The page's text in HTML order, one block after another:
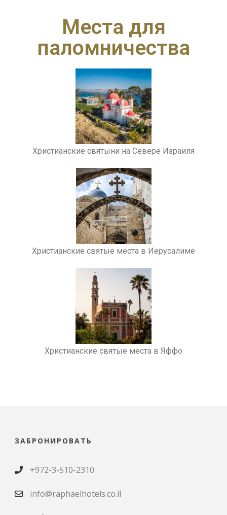
Места для
паломничества
Христианские святыни на Севере Израиля
Христианские святые места в Иерусалиме
Христианские святые места в Яффо
ЗАБРОНИРОВАТЬ
+972-3-510-2310
info@raphaelhotels.co.il